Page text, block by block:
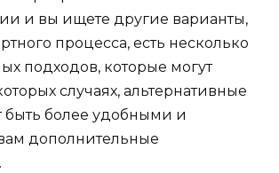
и вы ищете другие варианты,
процесса, есть несколько
подходов, которые могут
случаях, альтернативные
быть более удобными и
дополнительные